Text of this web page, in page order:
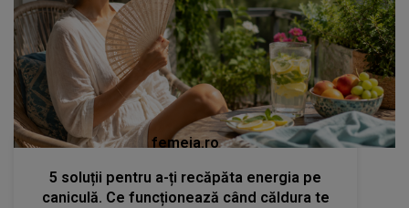
femeia.ro
5 soluții pentru a-ți recăpăta energia pe
caniculă. Ce funcționează când căldura te